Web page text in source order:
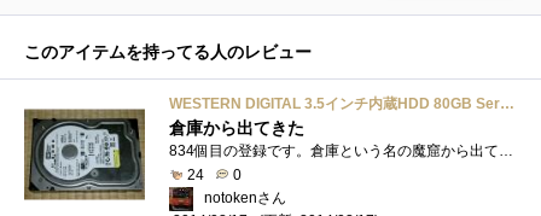
このアイテムを持ってる人のレビュー
WESTERN DIGITAL 3.5インチ内蔵HDD 80GB Serial-ATA300 7200rpm 8.9ms 8MB WD800JD
倉庫から出てきた
834個目の登録です。倉庫という名の魔窟から出てきました。前に登録したものはその機器で動いているので、違う機器に入っていたものだと思わ�...
24
0
notokenさん